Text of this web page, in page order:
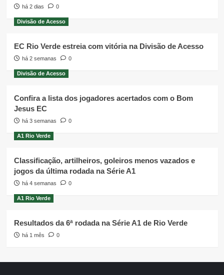
há 2 dias 0
Divisão de Acesso
EC Rio Verde estreia com vitória na Divisão de Acesso
há 2 semanas 0
Divisão de Acesso
Confira a lista dos jogadores acertados com o Bom
Jesus EC
há 3 semanas 0
A1 Rio Verde
Classificação, artilheiros, goleiros menos vazados e
jogos da última rodada na Série A1
há 4 semanas 0
A1 Rio Verde
Resultados da 6ª rodada na Série A1 de Rio Verde
há 1 mês 0